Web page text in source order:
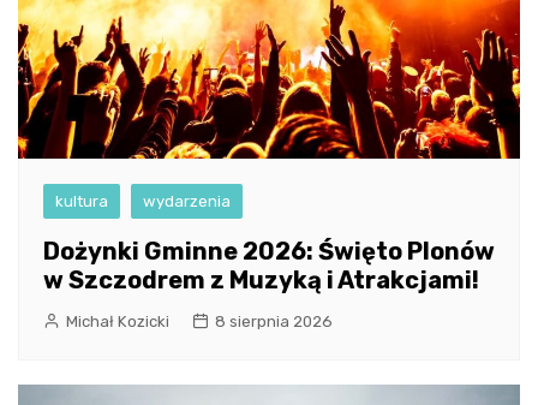
kultura wydarzenia
Dożynki Gminne 2026: Święto Plonów
w Szczodrem z Muzyką i Atrakcjami!
Michał Kozicki 8 sierpnia 2026